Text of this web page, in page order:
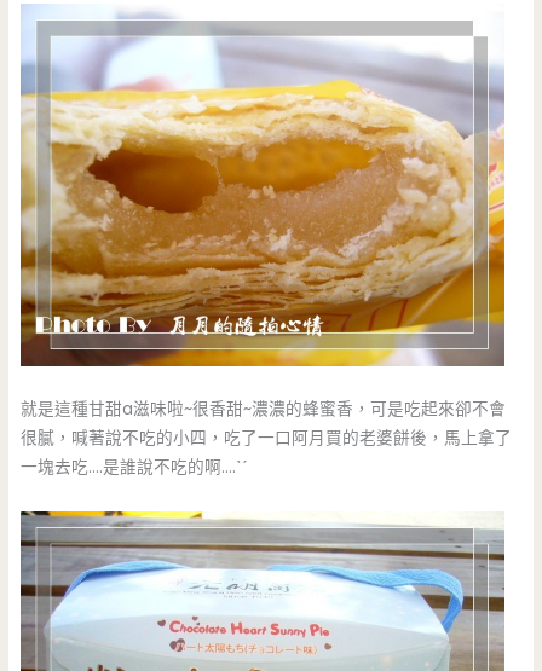
就是這種甘甜a滋味啦~很香甜~濃濃的蜂蜜香，可是吃起來卻不會
很膩，喊著說不吃的小四，吃了一口阿月買的老婆餅後，馬上拿了
一塊去吃….是誰說不吃的啊….ˋˊ